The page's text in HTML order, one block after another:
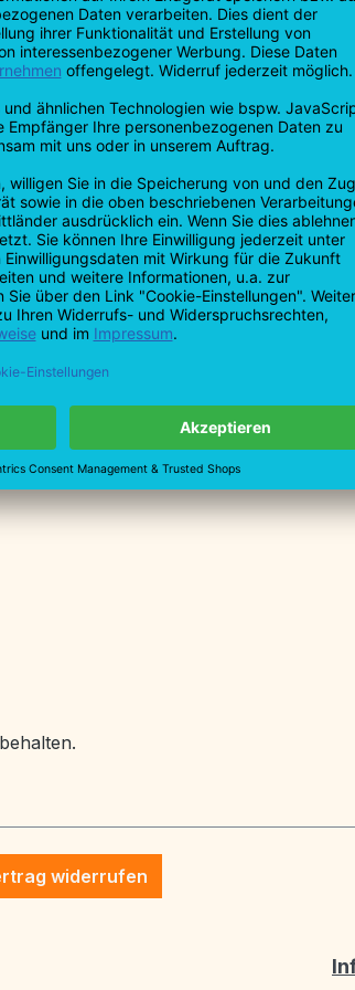
T: +49 7161 99930-0
F: +49 7161 99930-40
info@profibau.de
Qualität, mit
"
widerrufen